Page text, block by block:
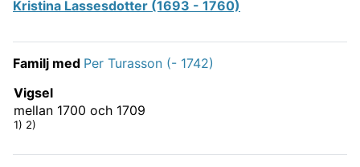
Kristina Lassesdotter (1693 - 1760)
Familj med Per Turasson (- 1742)
Vigsel
mellan 1700 och 1709
1) 2)